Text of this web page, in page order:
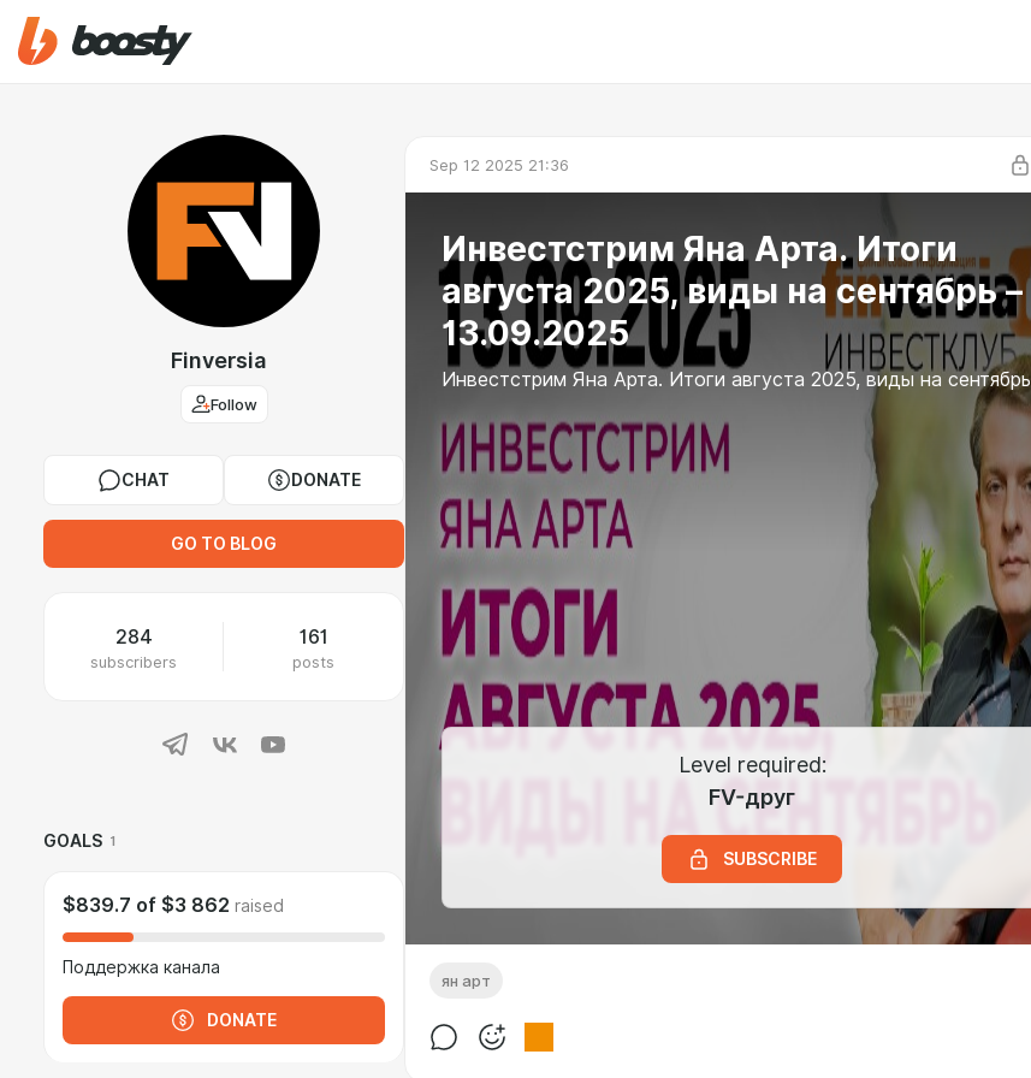
Finversia
Follow
CHAT DONATE
GO TO BLOG
284
subscribers
161
posts
GOALS 1
$839.7 of $3 862 raised
Поддержка канала
DONATE
Sep 12 2025 21:36
Инвестстрим Яна Арта. Итоги
августа 2025, виды на сентябрь –
13.09.2025
Инвестстрим Яна Арта. Итоги августа 2025, виды на сентябрь
Level required:
FV-друг
SUBSCRIBE
ян арт